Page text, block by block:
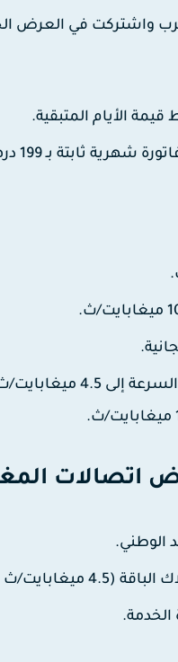
واشتركت في العرض
الأيام المتبقية.
شهرية ثابتة بـ199 درهما
إلى 4.5 ميغابايت/ث
اتصالات
الوطني.
الباقة (4.5 ميغابايت/ث تبقى أفضل بكثير من 1 ميغابايت/ث).